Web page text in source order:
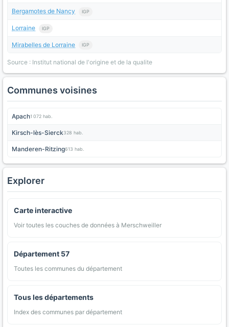
Bergamotes de Nancy IGP
Lorraine IGP
Mirabelles de Lorraine IGP
Source : Institut national de l'origine et de la qualite
Communes voisines
Apach1 072 hab.
Kirsch-lès-Sierck328 hab.
Manderen-Ritzing613 hab.
Explorer
Carte interactive
Voir toutes les couches de données à Merschweiller
Département 57
Toutes les communes du département
Tous les départements
Index des communes par département